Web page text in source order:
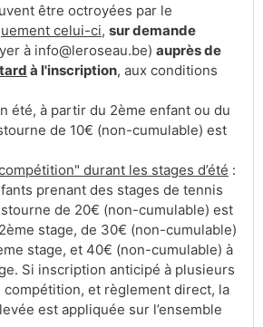
être octroyées par le
celui-ci, sur demande
à info@leroseau.be) auprès de
à l'inscription, aux conditions
été, à partir du 2ème enfant ou du
de 10€ (non-cumulable) est
durant les stages d’été :
prenant des stages de tennis
de 20€ (non-cumulable) est
stage, de 30€ (non-cumulable)
stage, et 40€ (non-cumulable) à
Si inscription anticipé à plusieurs
compétition, et règlement direct, la
est appliquée sur l’ensemble